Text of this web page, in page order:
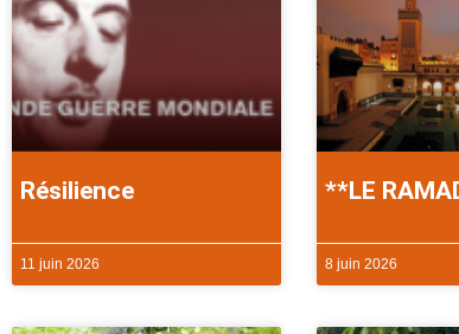
Résilience
11 juin 2026
**LE
8 juin 2026